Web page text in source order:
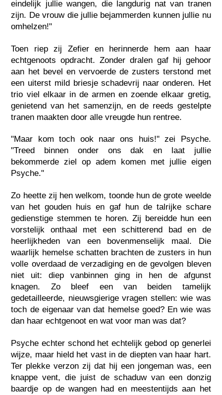
eindelijk jullie wangen, die langdurig nat van tranen
zijn. De vrouw die jullie bejammerden kunnen jullie nu
omhelzen!"
Toen riep zij Zefier en herinnerde hem aan haar
echtgenoots opdracht. Zonder dralen gaf hij gehoor
aan het bevel en vervoerde de zusters terstond met
een uiterst mild briesje schadevrij naar onderen. Het
trio viel elkaar in de armen en zoende elkaar gretig,
genietend van het samenzijn, en de reeds gestelpte
tranen maakten door alle vreugde hun rentree.
"Maar kom toch ook naar ons huis!" zei Psyche.
"Treed binnen onder ons dak en laat jullie
bekommerde ziel op adem komen met jullie eigen
Psyche."
Zo heette zij hen welkom, toonde hun de grote weelde
van het gouden huis en gaf hun de talrijke schare
gedienstige stemmen te horen. Zij bereidde hun een
vorstelijk onthaal met een schitterend bad en de
heerlijkheden van een bovenmenselijk maal. Die
waarlijk hemelse schatten brachten de zusters in hun
volle overdaad de verzadiging en de gevolgen bleven
niet uit: diep vanbinnen ging in hen de afgunst
knagen. Zo bleef een van beiden tamelijk
gedetailleerde, nieuwsgierige vragen stellen: wie was
toch de eigenaar van dat hemelse goed? En wie was
dan haar echtgenoot en wat voor man was dat?
Psyche echter schond het echtelijk gebod op generlei
wijze, maar hield het vast in de diepten van haar hart.
Ter plekke verzon zij dat hij een jongeman was, een
knappe vent, die juist de schaduw van een donzig
baardje op de wangen had en meestentijds aan het